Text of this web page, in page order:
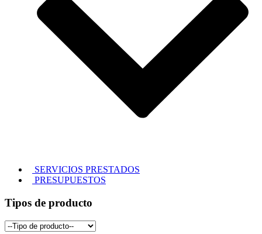
SERVICIOS PRESTADOS
PRESUPUESTOS
Tipos de producto